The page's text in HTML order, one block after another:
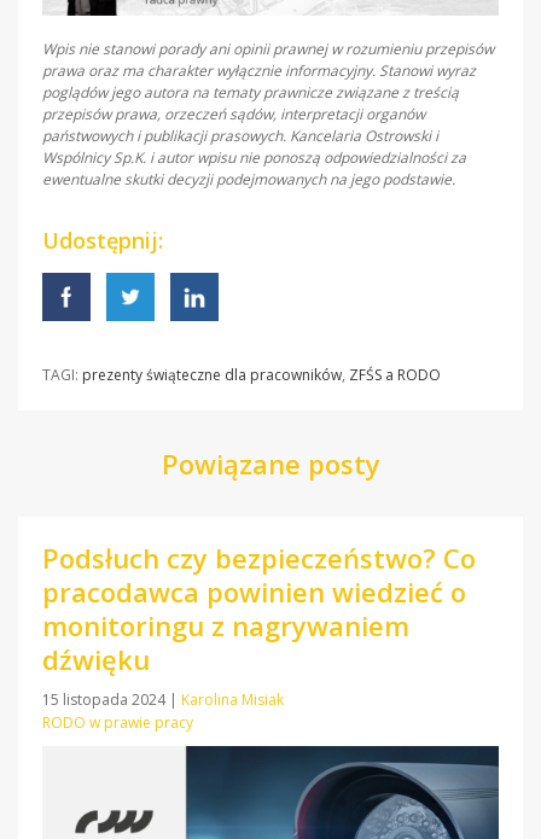
Wpis nie stanowi porady ani opinii prawnej w rozumieniu przepisów
prawa oraz ma charakter wyłącznie informacyjny. Stanowi wyraz
poglądów jego autora na tematy prawnicze związane z treścią
przepisów prawa, orzeczeń sądów, interpretacji organów
państwowych i publikacji prasowych. Kancelaria Ostrowski i
Wspólnicy Sp.K. i autor wpisu nie ponoszą odpowiedzialności za
ewentualne skutki decyzji podejmowanych na jego podstawie.
Udostępnij:
TAGI: prezenty świąteczne dla pracowników, ZFŚS a RODO
Powiązane posty
Podsłuch czy bezpieczeństwo? Co
pracodawca powinien wiedzieć o
monitoringu z nagrywaniem
dźwięku
15 listopada 2024 | Karolina Misiak
RODO w prawie pracy